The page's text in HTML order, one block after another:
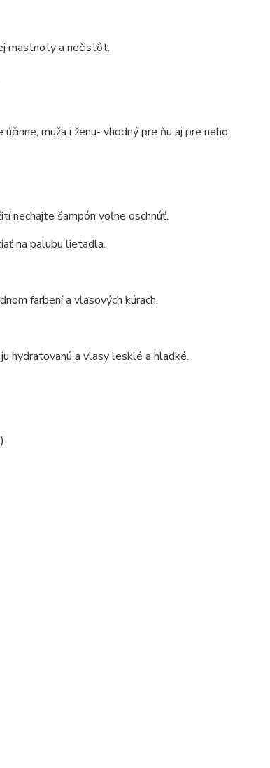
mastnoty a nečistôt.
muža i ženu- vhodný pre ňu aj pre neho.
nechajte šampón voľne oschnúť.
na palubu lietadla.
farbení a vlasových kúrach.
hydratovanú a vlasy lesklé a hladké.